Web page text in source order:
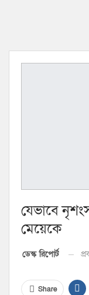
যেভাবে
মেয়েকে
ডেস্ক রিপোর্ট
Share